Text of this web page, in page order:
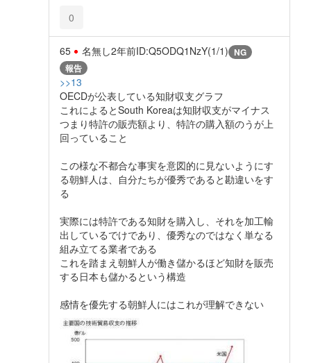
0
65 名無し2年前ID:Q5ODQ1NzY(1/1) NG
報告
>>13
OECDが公表している知財収支グラフ
これによるとSouth Koreaは知財収支がマイナス
つまり特許の販売額より、特許の購入額のうが上
回っていること
この様な不都合な事実を意図的に見ないようにす
る朝鮮人は、自分たちが優秀であると勘違いをす
る
実際には特許である知財を購入し、それを加工輸
出しているでけであり、優秀なのではなく単なる
組み立てる業者である
これを踏まえ朝鮮人が働き儲かるほど知財を販売
する日本も儲かるという構造
感情を優先する朝鮮人にはこれが理解できない